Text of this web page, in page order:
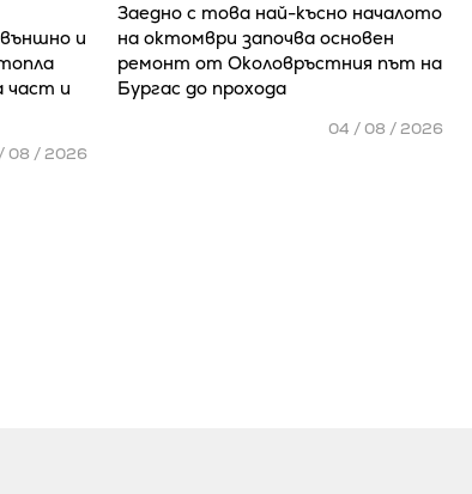
и
част и
08 / 2026
Заедно с това най-късно началото
на октомври започва основен
ремонт от Околовръстния път на
Бургас до прохода
04 / 08 / 2026